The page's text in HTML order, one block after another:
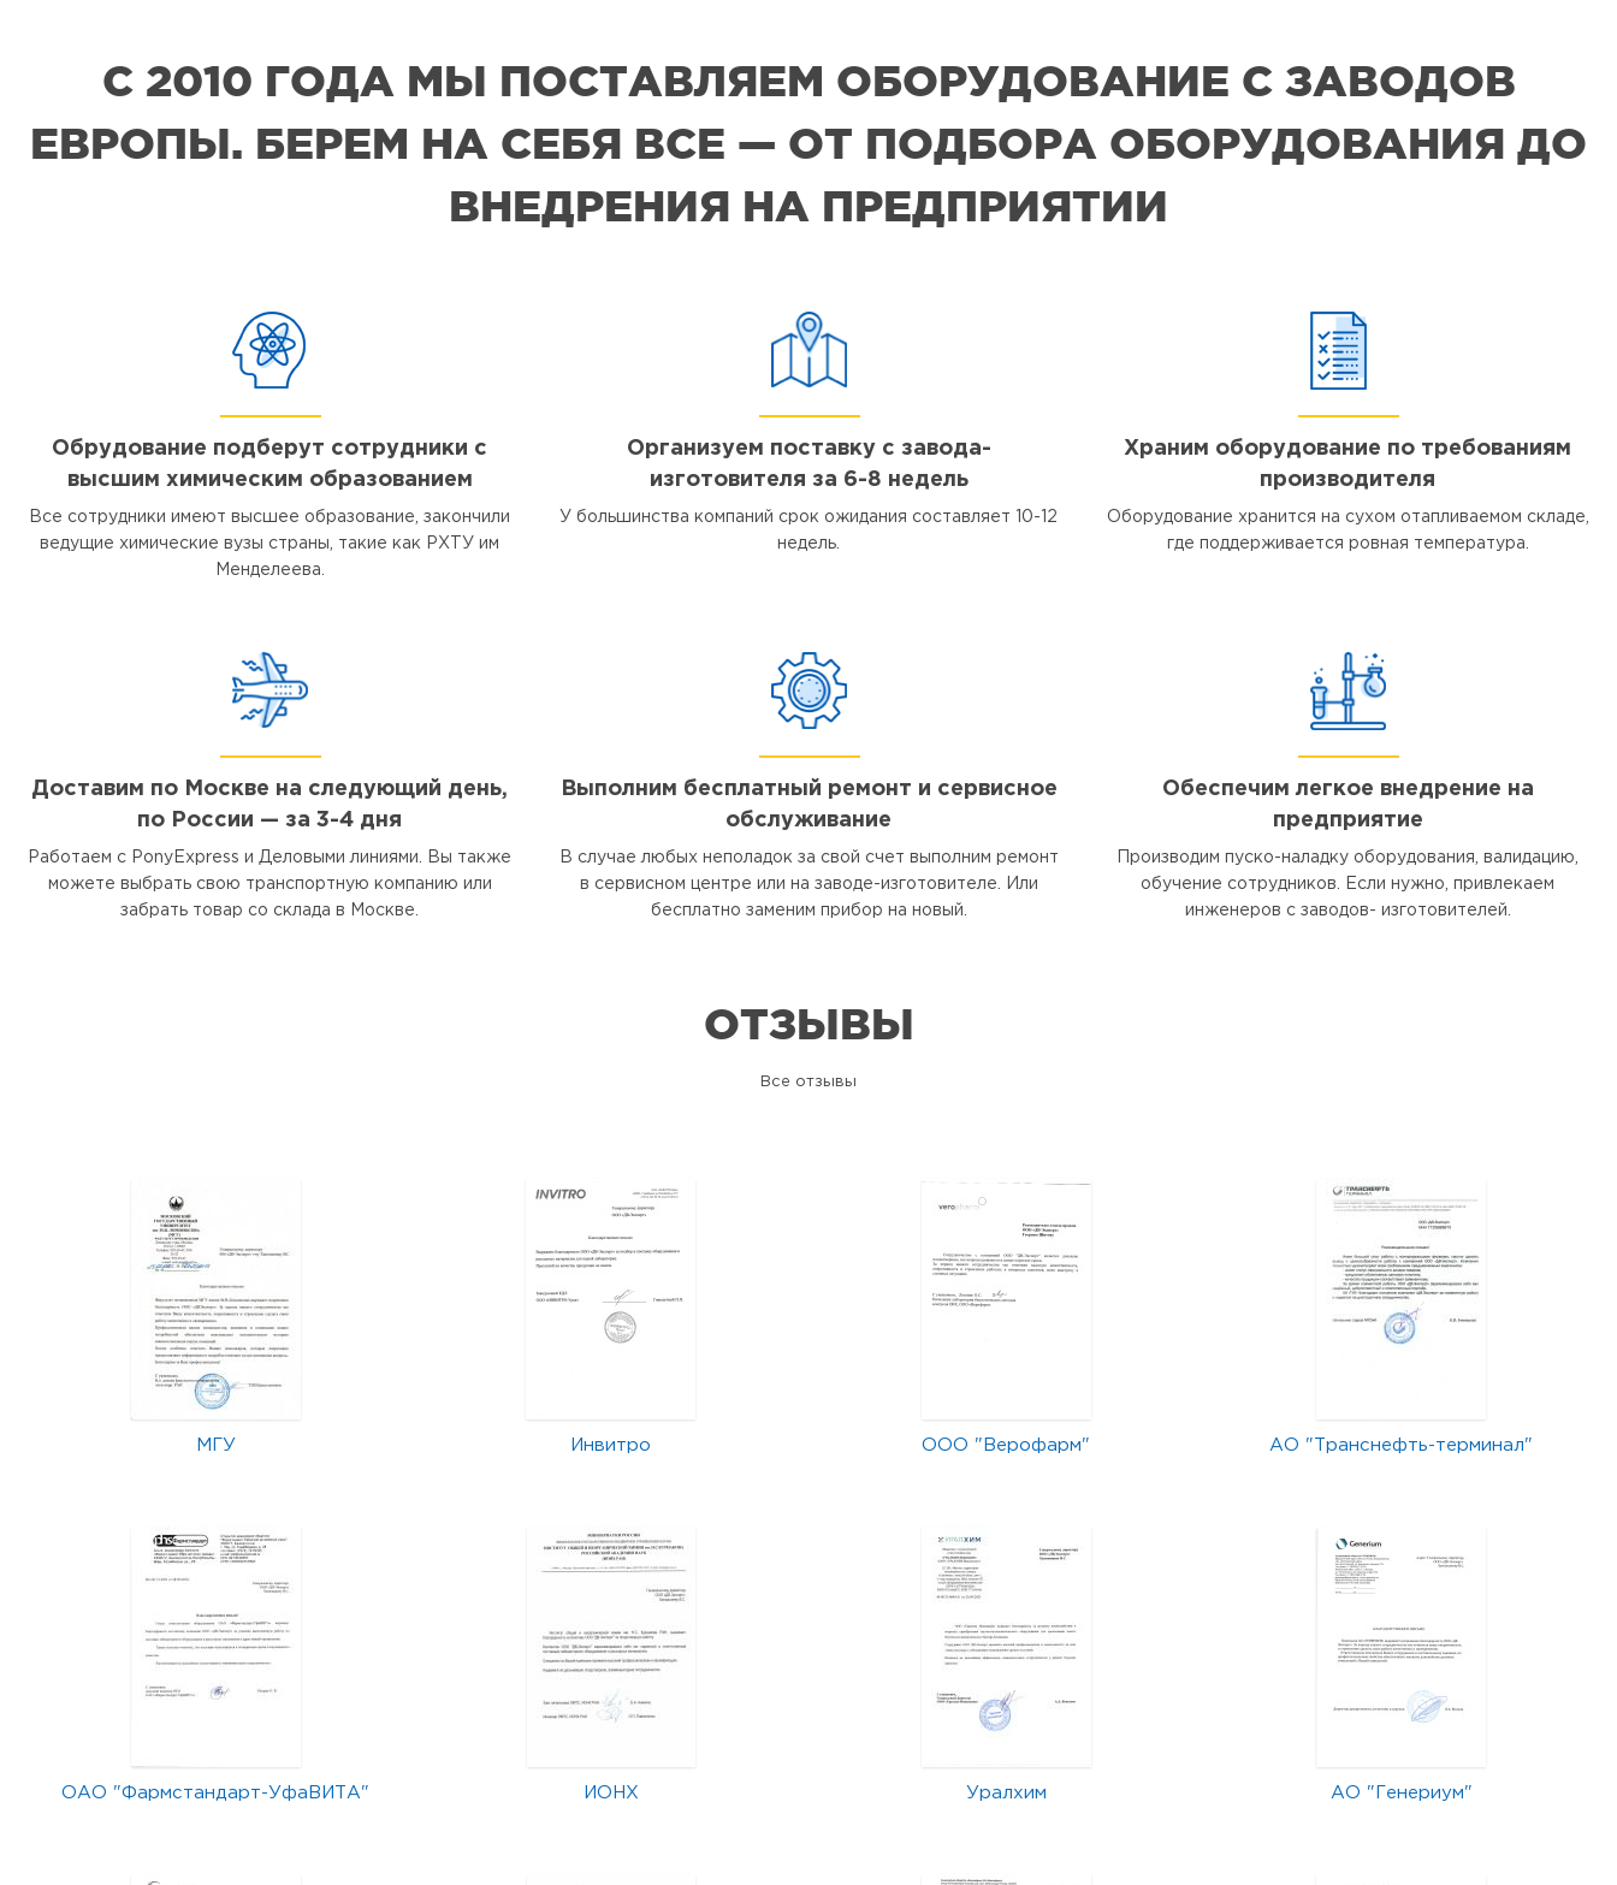
С 2010 ГОДА МЫ ПОСТАВЛЯЕМ ОБОРУДОВАНИЕ С ЗАВОДОВ
ЕВРОПЫ. БЕРЕМ НА СЕБЯ ВСЕ — ОТ ПОДБОРА ОБОРУДОВАНИЯ ДО
ВНЕДРЕНИЯ НА ПРЕДПРИЯТИИ
Обрудование подберут сотрудники с
высшим химическим образованием
Все сотрудники имеют высшее образование, закончили
ведущие химические вузы страны, такие как РХТУ им
Менделеева.
Организуем поставку с завода-
изготовителя за 6-8 недель
У большинства компаний срок ожидания составляет 10-12
недель.
Храним оборудование по требованиям
производителя
Оборудование хранится на сухом отапливаемом складе,
где поддерживается ровная температура.
Доставим по Москве на следующий день,
по России — за 3-4 дня
Работаем с PonyExpress и Деловыми линиями. Вы также
можете выбрать свою транспортную компанию или
забрать товар со склада в Москве.
Выполним бесплатный ремонт и сервисное
обслуживание
В случае любых неполадок за свой счет выполним ремонт
в сервисном центре или на заводе-изготовителе. Или
бесплатно заменим прибор на новый.
Обеспечим легкое внедрение на
предприятие
Производим пуско-наладку оборудования, валидацию,
обучение сотрудников. Если нужно, привлекаем
инженеров с заводов- изготовителей.
ОТЗЫВЫ
Все отзывы
МГУ Инвитро ООО "Верофарм" АО "Транснефть-терминал"
ОАО "Фармстандарт-УфаВИТА" ИОНХ Уралхим АО "Генериум"